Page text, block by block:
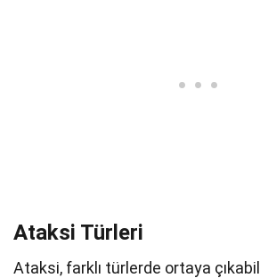
Ataksi Türleri
Ataksi, farklı türlerde ortaya